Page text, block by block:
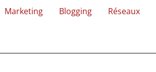
Marketing Blogging Réseaux